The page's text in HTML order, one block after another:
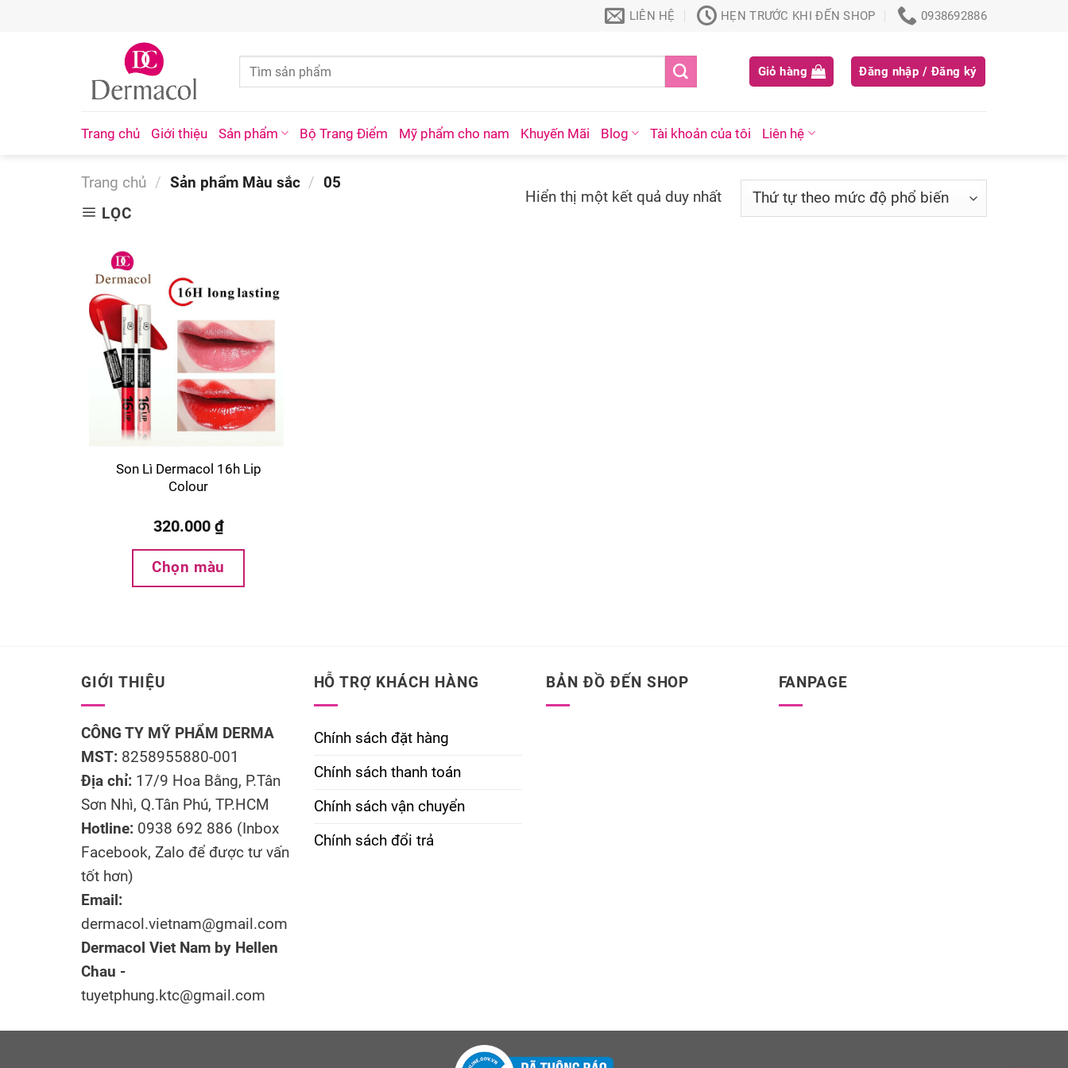
LIÊN HỆ HẸN TRƯỚC KHI ĐẾN SHOP 0938692886
Giỏ hàng Đăng nhập / Đăng ký
Trang chủ Giới thiệu Sản phẩm Bộ Trang Điểm Mỹ phẩm cho nam Khuyến Mãi Blog Tài khoản của tôi Liên hệ
Trang chủ / Sản phẩm Màu sắc / 05
LỌC
Hiển thị một kết quả duy nhất
Son Lì Dermacol 16h Lip
Colour
320.000 ₫
Chọn màu
GIỚI THIỆU
CÔNG TY MỸ PHẨM DERMA
MST: 8258955880-001
Địa chỉ: 17/9 Hoa Bằng, P.Tân
Sơn Nhì, Q.Tân Phú, TP.HCM
Hotline: 0938 692 886 (Inbox
Facebook, Zalo để được tư vấn
tốt hơn)
Email:
dermacol.vietnam@gmail.com
Dermacol Viet Nam by Hellen
Chau -
tuyetphung.ktc@gmail.com
HỖ TRỢ KHÁCH HÀNG
Chính sách đặt hàng
Chính sách thanh toán
Chính sách vận chuyển
Chính sách đổi trả
BẢN ĐỒ ĐẾN SHOP FANPAGE